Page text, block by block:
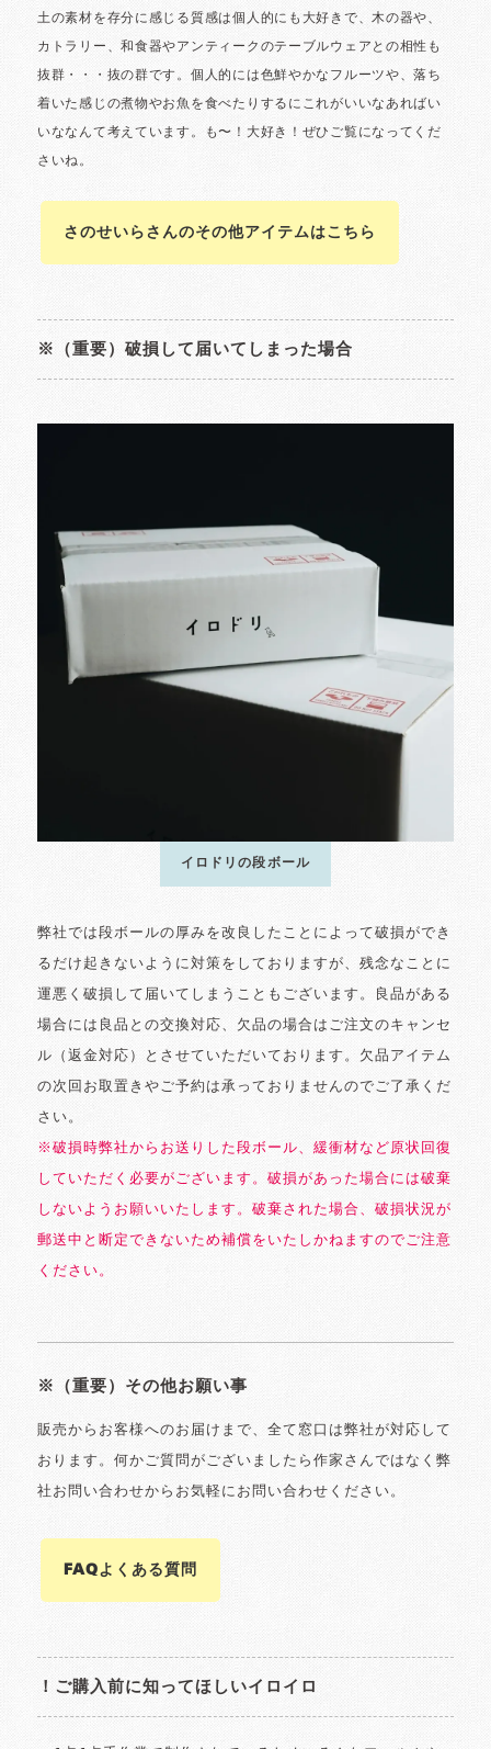
さのせいらさんのその他アイテムはこちら
※（重要）破損して届いてしまった場合
イロドリの段ボール
弊社では段ボールの厚みを改良したことによって破損ができ
るだけ起きないように対策をしておりますが、残念なことに
運悪く破損して届いてしまうこともございます。良品がある
場合には良品との交換対応、欠品の場合はご注文のキャンセ
ル（返金対応）とさせていただいております。欠品アイテム
の次回お取置きやご予約は承っておりませんのでご了承くだ
さい。
※破損時弊社からお送りした段ボール、緩衝材など原状回復
していただく必要がございます。破損があった場合には破棄
しないようお願いいたします。破棄された場合、破損状況が
郵送中と断定できないため補償をいたしかねますのでご注意
ください。
※（重要）その他お願い事
販売からお客様へのお届けまで、全て窓口は弊社が対応して
おります。何かご質問がございましたら作家さんではなく弊
社お問い合わせからお気軽にお問い合わせください。
FAQよくある質問
！ご購入前に知ってほしいイロイロ